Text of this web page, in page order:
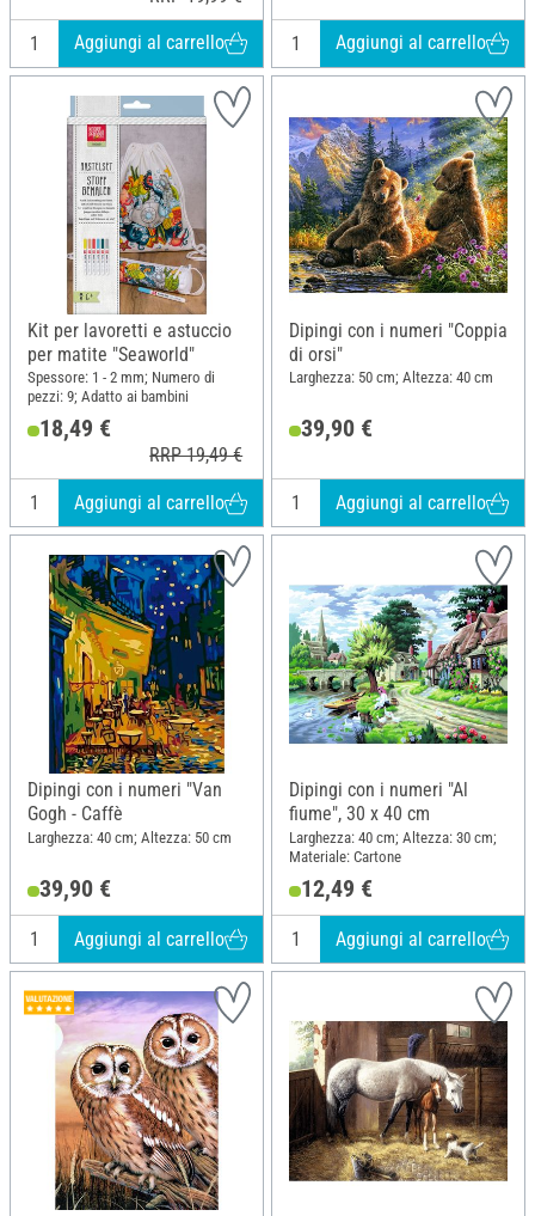
Aggiungi al carrello Aggiungi al carrello
Kit per lavoretti e astuccio
per matite "Seaworld"
Spessore: 1 - 2 mm; Numero di
pezzi: 9; Adatto ai bambini
18,49 €
RRP 19,49 €
Aggiungi al carrello
Dipingi con i numeri "Coppia
di orsi"
Larghezza: 50 cm; Altezza: 40 cm
39,90 €
Aggiungi al carrello
Dipingi con i numeri "Van
Gogh - Caffè
Larghezza: 40 cm; Altezza: 50 cm
39,90 €
Aggiungi al carrello
Dipingi con i numeri "Al
fiume", 30 x 40 cm
Larghezza: 40 cm; Altezza: 30 cm;
Materiale: Cartone
12,49 €
Aggiungi al carrello